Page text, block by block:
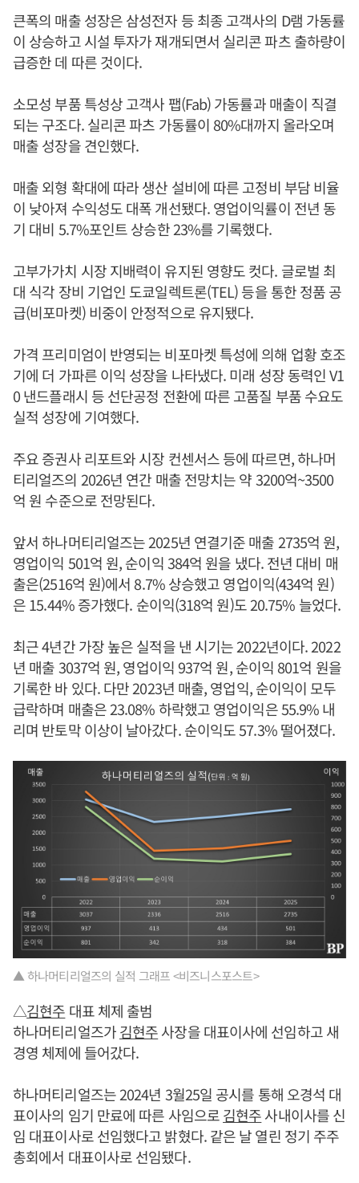
큰폭의 매출 성장은 삼성전자 등 최종 고객사의 D램 가동률
이 상승하고 시설 투자가 재개되면서 실리콘 파츠 출하량이
급증한 데 따른 것이다.
소모성 부품 특성상 고객사 팹(Fab) 가동률과 매출이 직결
되는 구조다. 실리콘 파츠 가동률이 80%대까지 올라오며
매출 성장을 견인했다.
매출 외형 확대에 따라 생산 설비에 따른 고정비 부담 비율
이 낮아져 수익성도 대폭 개선됐다. 영업이익률이 전년 동
기 대비 5.7%포인트 상승한 23%를 기록했다.
고부가가치 시장 지배력이 유지된 영향도 컷다. 글로벌 최
대 식각 장비 기업인 도쿄일렉트론(TEL) 등을 통한 정품 공
급(비포마켓) 비중이 안정적으로 유지됐다.
가격 프리미엄이 반영되는 비포마켓 특성에 의해 업황 호조
기에 더 가파른 이익 성장을 나타냈다. 미래 성장 동력인 V1
0 낸드플래시 등 선단공정 전환에 따른 고품질 부품 수요도
실적 성장에 기여했다.
주요 증권사 리포트와 시장 컨센서스 등에 따르면, 하나머
티리얼즈의 2026년 연간 매출 전망치는 약 3200억~3500
억 원 수준으로 전망된다.
앞서 하나머티리얼즈는 2025년 연결기준 매출 2735억 원,
영업이익 501억 원, 순이익 384억 원을 냈다. 전년 대비 매
출은(2516억 원)에서 8.7% 상승했고 영업이익(434억 원)
은 15.44% 증가했다. 순이익(318억 원)도 20.75% 늘었다.
최근 4년간 가장 높은 실적을 낸 시기는 2022년이다. 2022
년 매출 3037억 원, 영업이익 937억 원, 순이익 801억 원을
기록한 바 있다. 다만 2023년 매출, 영업익, 순이익이 모두
급락하며 매출은 23.08% 하락했고 영업이익은 55.9% 내
리며 반토막 이상이 날아갔다. 순이익도 57.3% 떨어졌다.
▲ 하나머티리얼즈의 실적 그래프 <비즈니스포스트>
△김현주 대표 체제 출범
하나머티리얼즈가김현주사장을 대표이사에 선임하고 새
경영 체제에 들어갔다.
하나머티리얼즈는 2024년 3월25일 공시를 통해 오경석 대
표이사의 임기 만료에 따른 사임으로김현주사내이사를 신
임 대표이사로 선임했다고 밝혔다. 같은 날 열린 정기 주주
총회에서 대표이사로 선임됐다.